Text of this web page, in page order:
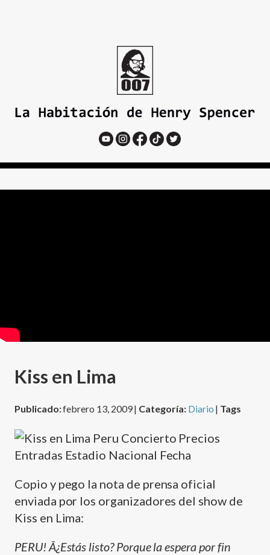
Kiss en Lima
Publicado:febrero 13, 2009 | Categoría: Diario | Tags
Copio y pego la nota de prensa oficial
enviada por los organizadores del show de
Kiss en Lima:
PERU! Â¿Estás listo? Porque la espera por fin